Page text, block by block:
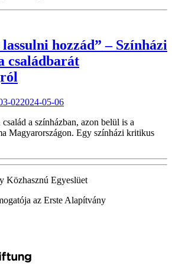
hozzád” – Színházi
családbarát
022024-05-06
a színházban, azon belül is a
Magyarországon. Egy színházi kritikus
Közhasznú Egyeslüet
az Erste Alapítvány